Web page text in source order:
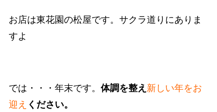
お店は東花園の松屋です。サクラ道りにありま
すよ
では・・・年末です。 体調を整え 新しい年をお
迎え ください。